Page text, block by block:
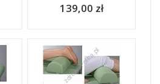
139,00 zł